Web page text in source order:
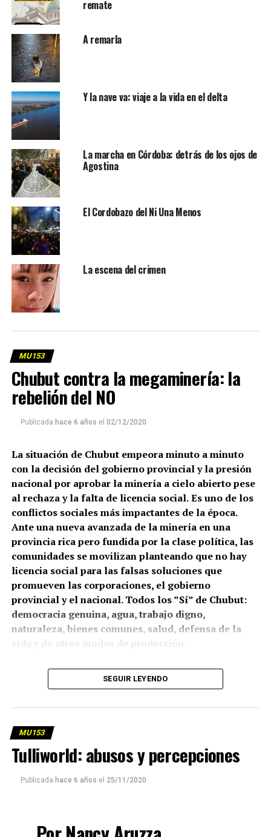
remate
A remarla
Y la nave va: viaje a la vida en el delta
La marcha en Córdoba: detrás de los ojos de
Agostina
El Cordobazo del Ni Una Menos
La escena del crimen
MU153
Chubut contra la megaminería: la
rebelión del NO
Publicada hace 6 años el 02/12/2020
La situación de Chubut empeora minuto a minuto
con la decisión del gobierno provincial y la presión
nacional por aprobar la minería a cielo abierto pese
al rechaza y la falta de licencia social.Es uno de los
conflictos sociales más impactantes de la época.
Ante una nueva avanzada de la minería en una
provincia rica pero fundida por la clase política, las
comunidades se movilizan planteando que no hay
licencia social para las falsas soluciones que
promueven las corporaciones, el gobierno
provincial y el nacional. Todos los ”Sí” de Chubut:
democracia genuina, agua, trabajo digno,
naturaleza, bienes comunes, salud, defensa de la
SEGUIR LEYENDO
MU153
Tulliworld: abusos y percepciones
Publicada hace 6 años el 25/11/2020